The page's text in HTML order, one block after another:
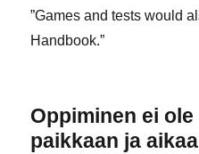
”Games and tests would
Handbook.”
Oppiminen ei
paikkaan ja